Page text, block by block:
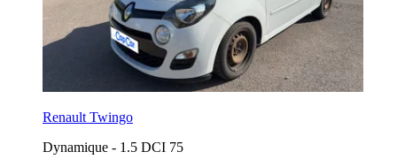
Renault Twingo
Dynamique - 1.5 DCI 75